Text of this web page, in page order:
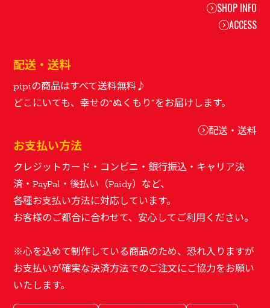
SHOP INFO
ACCESS
配送・送料
pipiの商品はすべて送料無料♪
配送・送料
お支払い方法
クレジットカード・コンビニ・銀行振込・キャリア決
済・PayPal・後払い（Paidy）など、
各種お支払い方法に対応しています。
お客様のご都合に合わせて、安心してご利用ください。
※心を込めて制作している商品のため、恐れ入りますが
お支払いが確実な決済方法でのご注文にご協力をお願い
いたします。